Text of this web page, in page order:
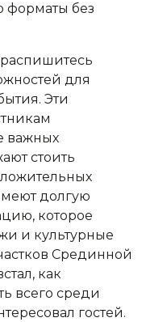
форматы без
распишитесь
для
Эти
важных
стоить
долгую
которое
и культурные
Срединной
как
всего среди
гостей.